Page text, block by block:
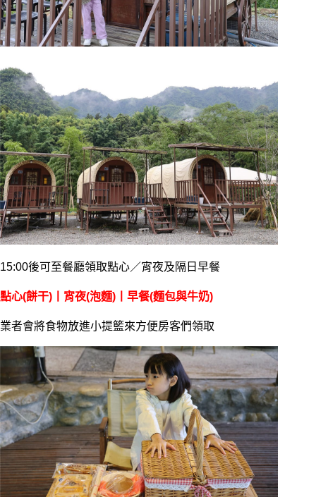
15:00後可至餐廳領取點心／宵夜及隔日早餐
點心(餅干)丨宵夜(泡麵)丨早餐(麵包與牛奶)
業者會將食物放進小提籃來方便房客們領取